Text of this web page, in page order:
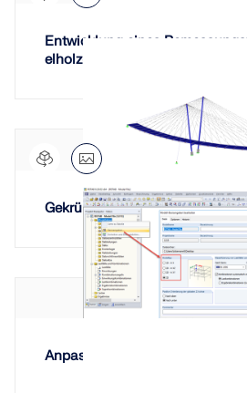
Entwicklung eines
elholz-Beton-Verbunddecken...
Gekrümmte Schrägseilbrücke
Anpassbarer Modelltyp für